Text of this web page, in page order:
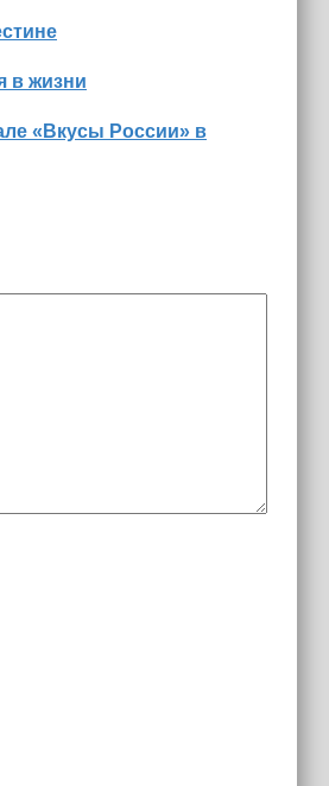
в жизни
«Вкусы России» в